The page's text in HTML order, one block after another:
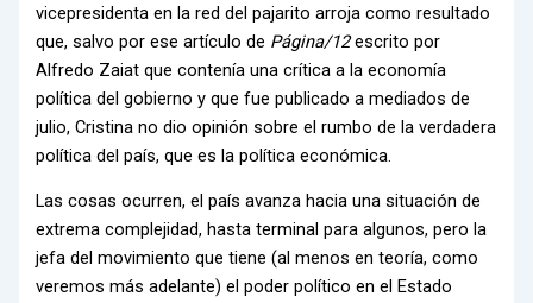
vicepresidenta en la red del pajarito arroja como resultado
que, salvo por ese artículo de Página/12escrito por
Alfredo Zaiat que contenía una crítica a la economía
política del gobierno y que fue publicado a mediados de
julio, Cristina no dio opinión sobre el rumbo de la verdadera
política del país, que es la política económica.
Las cosas ocurren, el país avanza hacia una situación de
extrema complejidad, hasta terminal para algunos, pero la
jefa del movimiento que tiene (al menos en teoría, como
veremos más adelante) el poder político en el Estado